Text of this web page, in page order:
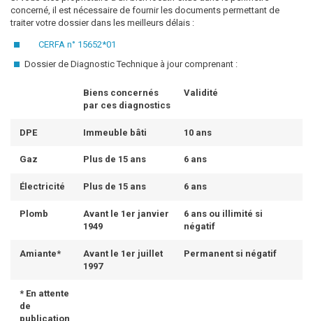
concerné, il est nécessaire de fournir les documents permettant de
traiter votre dossier dans les meilleurs délais :
CERFA n° 15652*01
Dossier de Diagnostic Technique à jour comprenant :
Biens concernés
par ces diagnostics
Validité
DPE Immeuble bâti 10 ans
Gaz Plus de 15 ans 6 ans
Électricité Plus de 15 ans 6 ans
Plomb
Avant le 1er janvier
1949
6 ans ou illimité si
négatif
Amiante*
Avant le 1er juillet
1997
Permanent si négatif
* En attente
de
publication